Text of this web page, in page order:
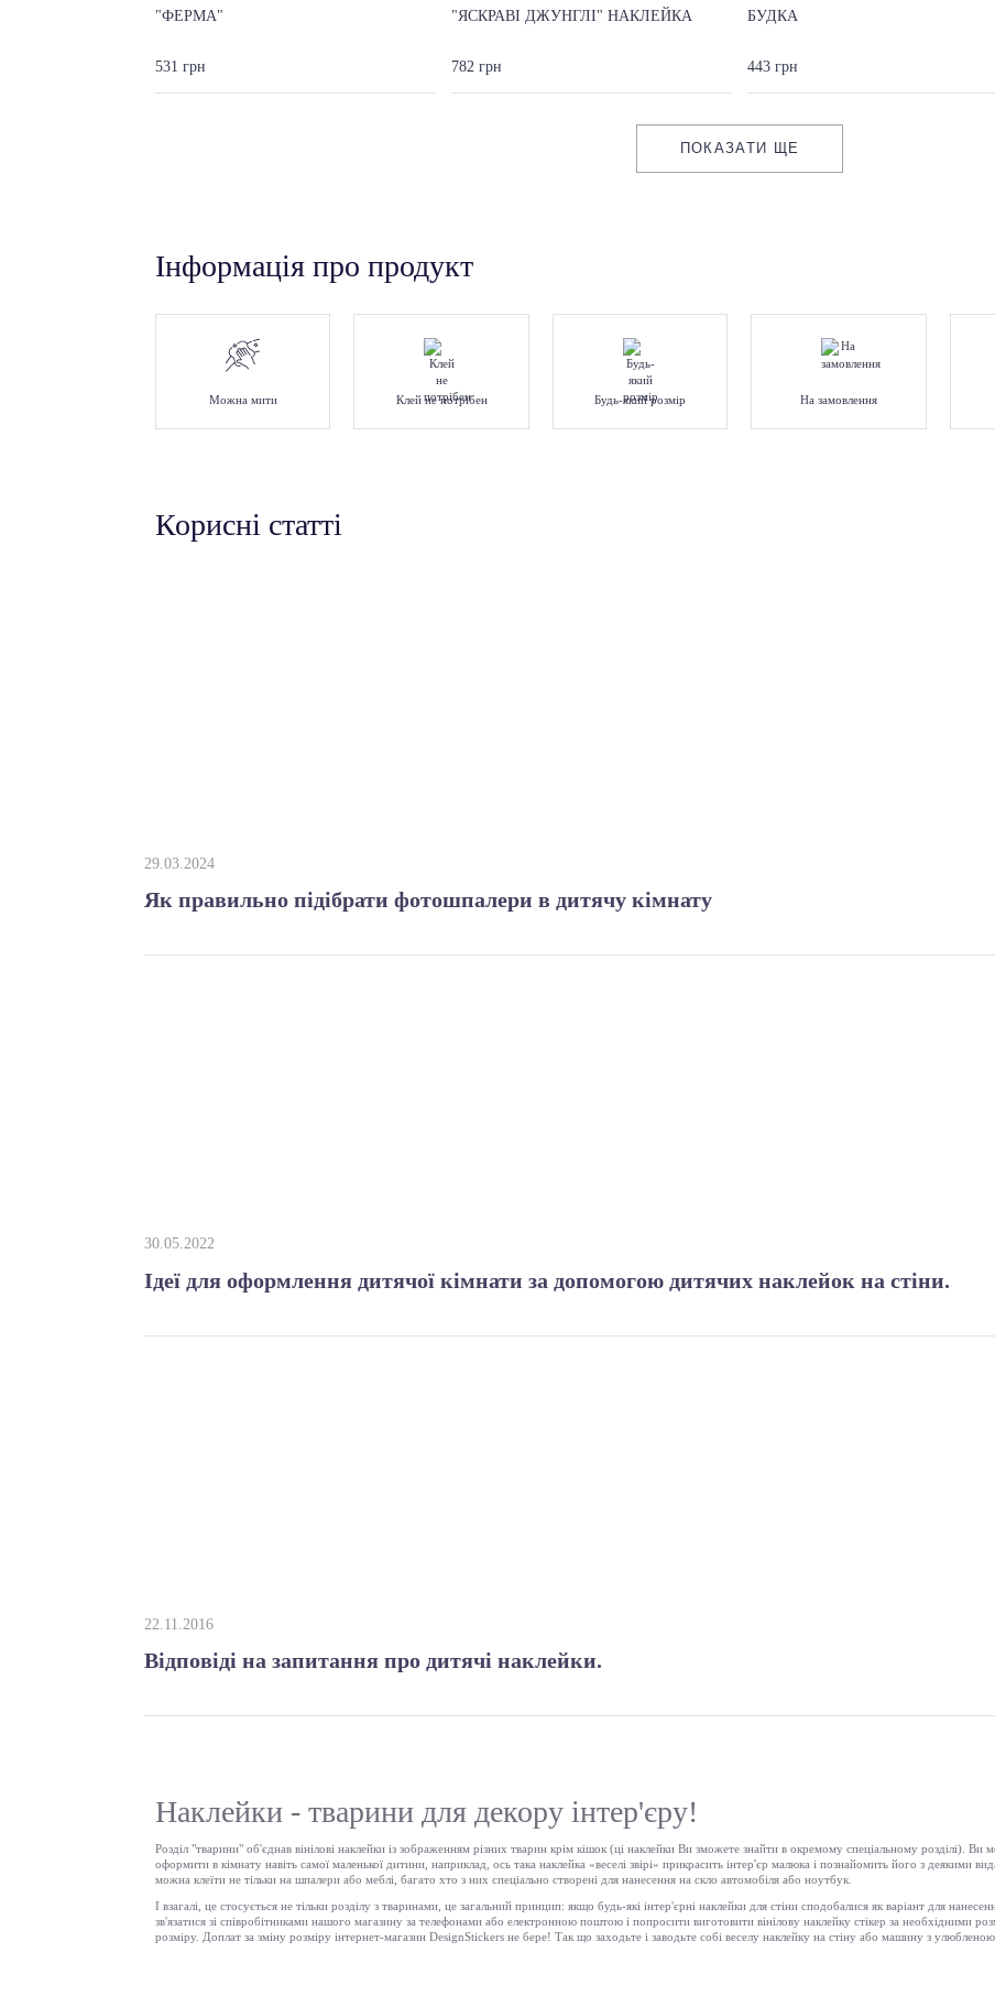
"ФЕРМА"
531 грн
"ЯСКРАВІ ДЖУНГЛІ" НАКЛЕЙКА
782 грн
БУДКА
443 грн
ПОКАЗАТИ ЩЕ
Інформація про продукт
Можна мити Клей не потрібен Будь-який розмір На замовлення
Корисні статті
29.03.2024
Як правильно підібрати фотошпалери в дитячу кімнату
30.05.2022
Ідеї ​​для оформлення дитячої кімнати за допомогою дитячих наклейок на стіни.
22.11.2016
Відповіді на запитання про дитячі наклейки.
Наклейки - тварини для декору інтер'єру!
Розділ "тварини" об'єднав вінілові наклейки із зображенням різних тварин крім кішок (ці наклейки Ви зможете знайти в окремому спеціальному розділі). Ви
оформити в кімнату навіть самої маленької дитини, наприклад, ось така наклейка «веселі звірі» прикрасить інтер'єр малюка і познайомить його з деякими
можна клеїти не тільки на шпалери або меблі, багато хто з них спеціально створені для нанесення на скло автомобіля або ноутбук.
І взагалі, це стосується не тільки розділу з тваринами, це загальний принцип: якщо будь-які інтер'єрні наклейки для стіни сподобалися як варіант для
зв'язатися зі співробітниками нашого магазину за телефонами або електронною поштою і попросити виготовити вінілову наклейку стікер за необхідними
розміру. Доплат за зміну розміру інтернет-магазин DesignStickers не бере! Так що заходьте і заводьте собі веселу наклейку на стіну або машину з